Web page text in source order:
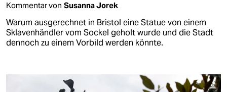
Kommentar von Susanna Jorek
Warum ausgerechnet in Bristol eine Statue von einem
Sklavenhändler vom Sockel geholt wurde und die Stadt
dennoch zu einem Vorbild werden könnte.